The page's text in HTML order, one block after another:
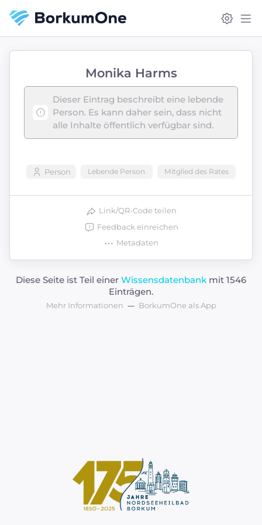
Monika Harms
Dieser Eintrag beschreibt eine lebende
Person. Es kann daher sein, dass nicht
alle Inhalte öffentlich verfügbar sind.
Person Lebende Person Mitglied des Rates
Link/QR-Code teilen
Feedback einreichen
Metadaten
Diese Seite ist Teil einer Wissensdatenbank mit 1546
Einträgen.
Mehr Informationen BorkumOne als App